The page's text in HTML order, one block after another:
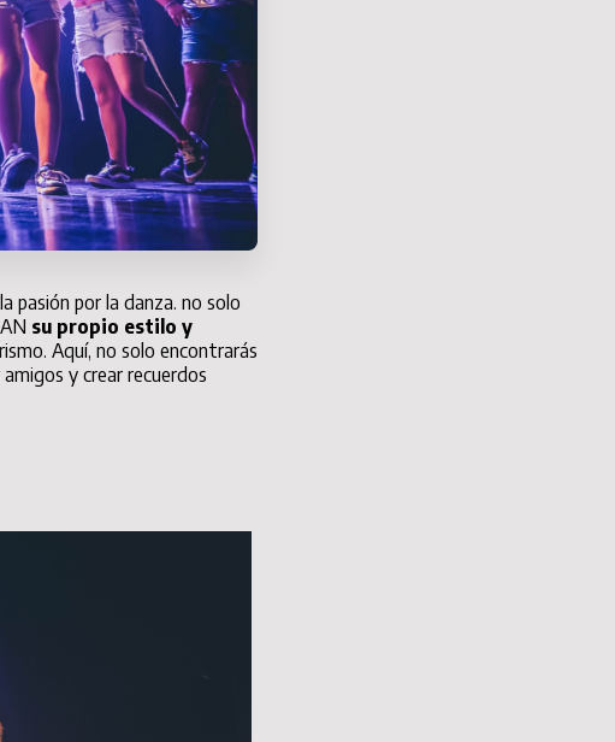
pasión por la danza. no solo
su propio estilo y
Aquí, no solo encontrarás
y crear recuerdos